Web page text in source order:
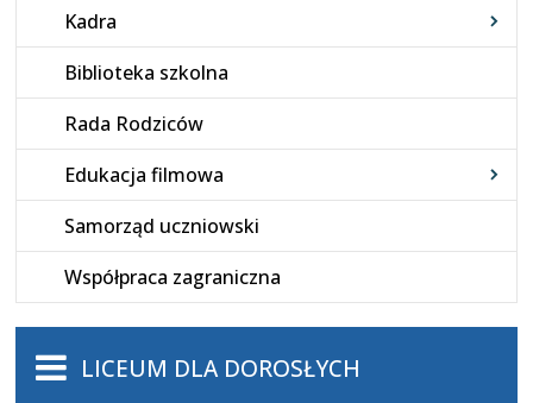
Kadra
Biblioteka szkolna
Rada Rodziców
Edukacja filmowa
Samorząd uczniowski
Współpraca zagraniczna
LICEUM DLA DOROSŁYCH